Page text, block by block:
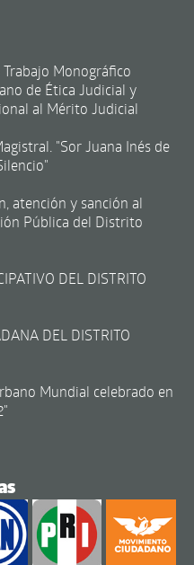
Monográfico
de Ética Judicial y
al Mérito Judicial
"Sor Juana Inés de
atención y sanción al
Pública del Distrito
DEL DISTRITO
DEL DISTRITO
Mundial celebrado en